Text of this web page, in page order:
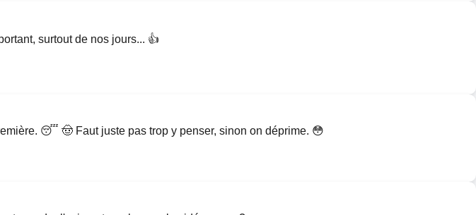
surtout de nos jours... 👍
😴 🤠 Faut juste pas trop y penser, sinon on déprime. 😳